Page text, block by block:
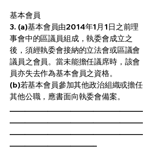
基本會員
3. (a)基本會員由2014年1月1日之前理
事會中的區議員組成，執委會成立之
後，須經執委會接納的立法會或區議會
議員之會員。當未能擔任議席時，該會
員亦失去作為基本會員之資格。
(b)若基本會員參加其他政治組織或擔任
其他公職，應書面向執委會備案。